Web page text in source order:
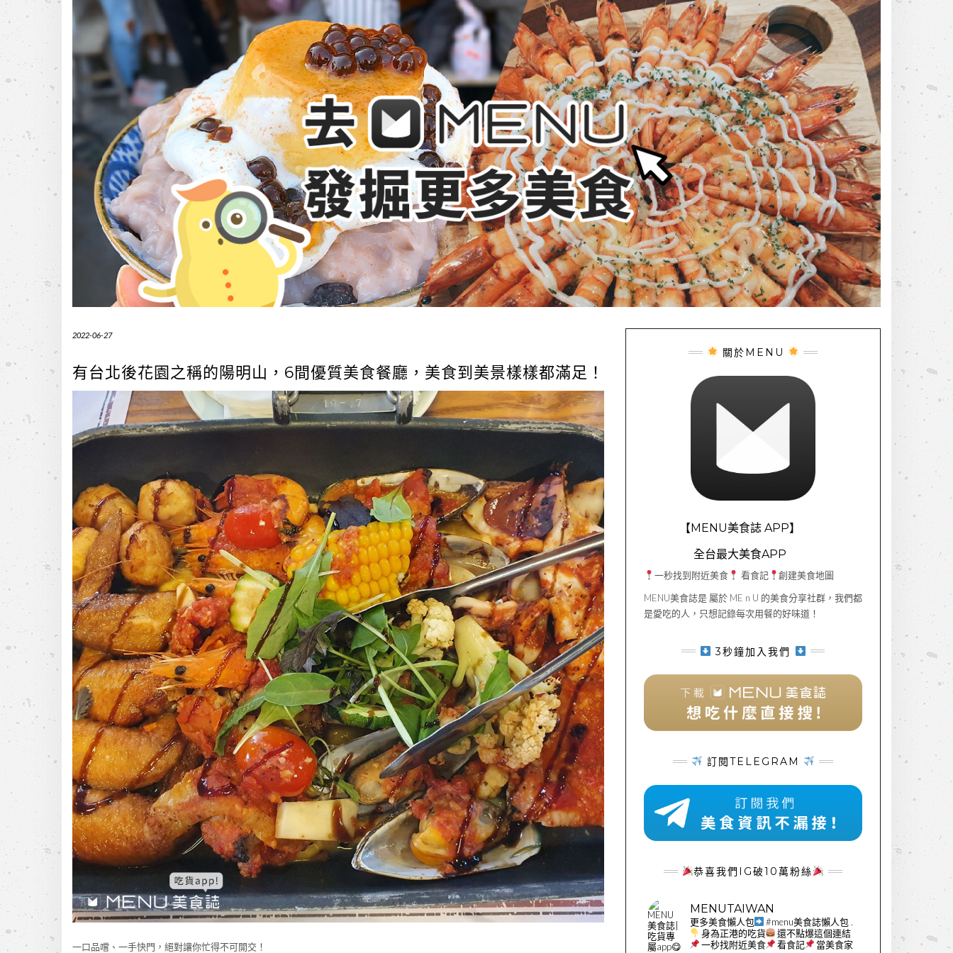
2022-06-27
有台北後花園之稱的陽明山，6間優質美食餐廳，美食到美景樣樣都滿足！
一口品嚐、一手快門，絕對讓你忙得不可開交！
關於MENU
【MENU美食誌 APP】
全台最大美食APP
一秒找到附近美食 看食記
創建美食地圖
MENU美食誌是 屬於 ME n U 的美食分享社群，我們都
是愛吃的人，只想記錄每次用餐的好味道！
3秒鐘加入我們
訂閱TELEGRAM
恭喜我們IG破10萬粉絲
MENUTAIWAN
更多美食懶人包 #menu美食誌懶人包 .
身為正港的吃貨
還不點爆這個連結
一秒找附近美食
看食記 當美食家